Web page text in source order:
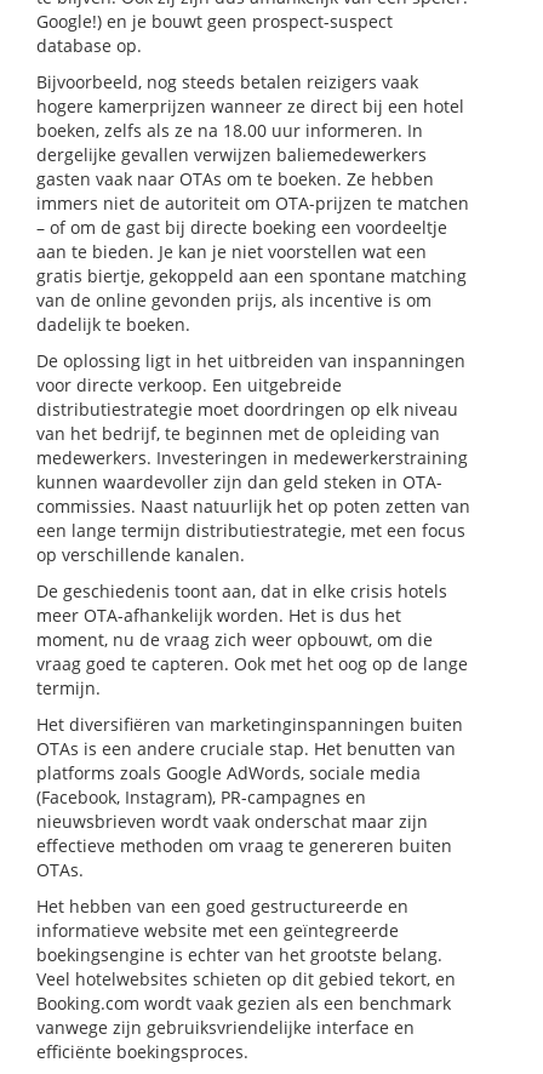
Google!) en je bouwt geen prospect-suspect
database op.
Bijvoorbeeld, nog steeds betalen reizigers vaak
hogere kamerprijzen wanneer ze direct bij een hotel
boeken, zelfs als ze na 18.00 uur informeren. In
dergelijke gevallen verwijzen baliemedewerkers
gasten vaak naar OTAs om te boeken. Ze hebben
immers niet de autoriteit om OTA-prijzen te matchen
– of om de gast bij directe boeking een voordeeltje
aan te bieden. Je kan je niet voorstellen wat een
gratis biertje, gekoppeld aan een spontane matching
van de online gevonden prijs, als incentive is om
dadelijk te boeken.
De oplossing ligt in het uitbreiden van inspanningen
voor directe verkoop. Een uitgebreide
distributiestrategie moet doordringen op elk niveau
van het bedrijf, te beginnen met de opleiding van
medewerkers. Investeringen in medewerkerstraining
kunnen waardevoller zijn dan geld steken in OTA-
commissies. Naast natuurlijk het op poten zetten van
een lange termijn distributiestrategie, met een focus
op verschillende kanalen.
De geschiedenis toont aan, dat in elke crisis hotels
meer OTA-afhankelijk worden. Het is dus het
moment, nu de vraag zich weer opbouwt, om die
vraag goed te capteren. Ook met het oog op de lange
termijn.
Het diversifiëren van marketinginspanningen buiten
OTAs is een andere cruciale stap. Het benutten van
platforms zoals Google AdWords, sociale media
(Facebook, Instagram), PR-campagnes en
nieuwsbrieven wordt vaak onderschat maar zijn
effectieve methoden om vraag te genereren buiten
OTAs.
Het hebben van een goed gestructureerde en
informatieve website met een geïntegreerde
boekingsengine is echter van het grootste belang.
Veel hotelwebsites schieten op dit gebied tekort, en
Booking.com wordt vaak gezien als een benchmark
vanwege zijn gebruiksvriendelijke interface en
efficiënte boekingsproces.